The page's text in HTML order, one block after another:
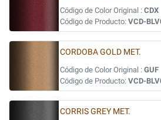
Código de Color Original : CDX
Código de Producto: VCD-
CORDOBA GOLD MET.
Código de Color Original : GUF
Código de Producto: VCD-
CORRIS GREY MET.